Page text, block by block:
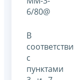
6/80@
В
с
пунктами